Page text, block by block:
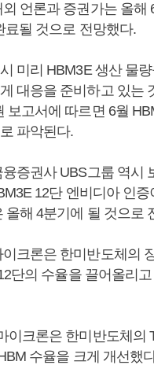
언론과 증권가는 올해
료될 것으로 전망했다.
미리 HBM3E 생산 물
대응을 준비하고 있는
보고서에 따르면 6월
파악된다.
증권사 UBS그룹 역시
12단 엔비디아 인
올해 4분기에 될 것으로
크론은 한미반도체의
단의 수율을 끌어올리
이크론은 한미반도체의
수율을 크게 개선했